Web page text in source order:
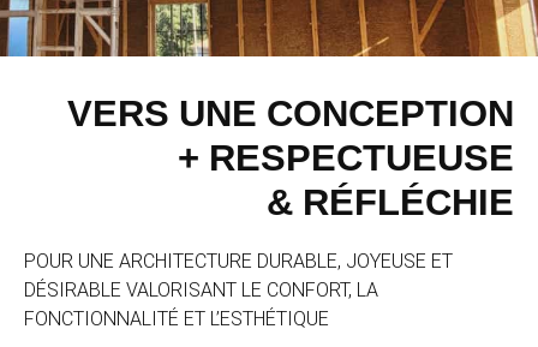
VERS UNE CONCEPTION
+ RESPECTUEUSE
& RÉFLÉCHIE
POUR UNE ARCHITECTURE DURABLE, JOYEUSE ET
DÉSIRABLE VALORISANT LE CONFORT, LA
FONCTIONNALITÉ ET L’ESTHÉTIQUE